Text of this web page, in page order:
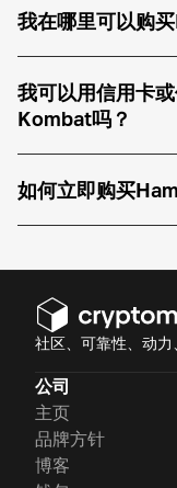
我在哪里可以购
我可以用信用卡
Kombat吗？
如何立即购买
社区、可靠性、动力
公司
主页
品牌方针
博客